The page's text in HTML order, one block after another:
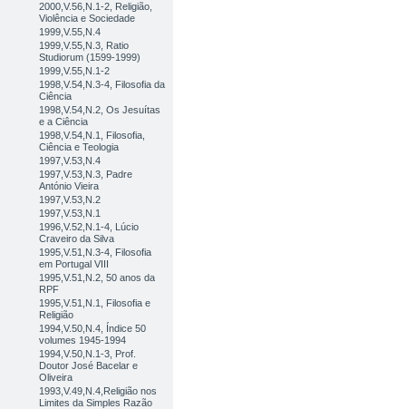
2000,V.56,N.1-2, Religião,
Violência e Sociedade
1999,V.55,N.4
1999,V.55,N.3, Ratio
Studiorum (1599-1999)
1999,V.55,N.1-2
1998,V.54,N.3-4, Filosofia da
Ciência
1998,V.54,N.2, Os Jesuítas
e a Ciência
1998,V.54,N.1, Filosofia,
Ciência e Teologia
1997,V.53,N.4
1997,V.53,N.3, Padre
António Vieira
1997,V.53,N.2
1997,V.53,N.1
1996,V.52,N.1-4, Lúcio
Craveiro da Silva
1995,V.51,N.3-4, Filosofia
em Portugal VIII
1995,V.51,N.2, 50 anos da
RPF
1995,V.51,N.1, Filosofia e
Religião
1994,V.50,N.4, Índice 50
volumes 1945-1994
1994,V.50,N.1-3, Prof.
Doutor José Bacelar e
Oliveira
1993,V.49,N.4,Religião nos
Limites da Simples Razão